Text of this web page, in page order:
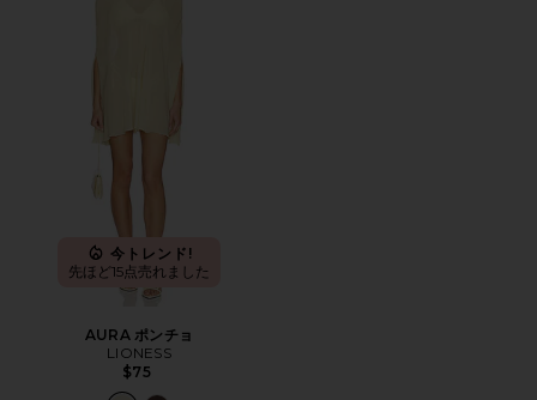
今トレンド!
先ほど15点売れました
AURA ポンチョ
LIONESS
$75